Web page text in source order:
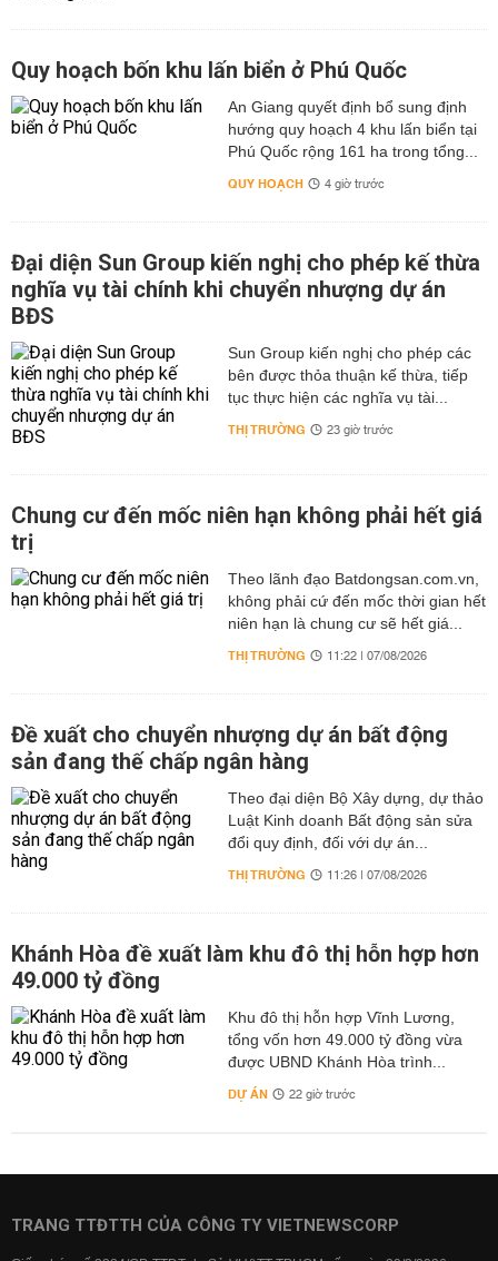
Quy hoạch bốn khu lấn biển ở Phú Quốc
An Giang quyết định bổ sung định
hướng quy hoạch 4 khu lấn biển tại
Phú Quốc rộng 161 ha trong tổng...
QUY HOẠCH 4 giờ trước
Đại diện Sun Group kiến nghị cho phép kế thừa
nghĩa vụ tài chính khi chuyển nhượng dự án
BĐS
Sun Group kiến nghị cho phép các
bên được thỏa thuận kế thừa, tiếp
tục thực hiện các nghĩa vụ tài...
THỊ TRƯỜNG 23 giờ trước
Chung cư đến mốc niên hạn không phải hết giá
trị
Theo lãnh đạo Batdongsan.com.vn,
không phải cứ đến mốc thời gian hết
niên hạn là chung cư sẽ hết giá...
THỊ TRƯỜNG 11:22 | 07/08/2026
Đề xuất cho chuyển nhượng dự án bất động
sản đang thế chấp ngân hàng
Theo đại diện Bộ Xây dựng, dự thảo
Luật Kinh doanh Bất động sản sửa
đổi quy định, đối với dự án...
THỊ TRƯỜNG 11:26 | 07/08/2026
Khánh Hòa đề xuất làm khu đô thị hỗn hợp hơn
49.000 tỷ đồng
Khu đô thị hỗn hợp Vĩnh Lương,
tổng vốn hơn 49.000 tỷ đồng vừa
được UBND Khánh Hòa trình...
DỰ ÁN 22 giờ trước
TRANG TTĐTTH CỦA CÔNG TY VIETNEWSCORP